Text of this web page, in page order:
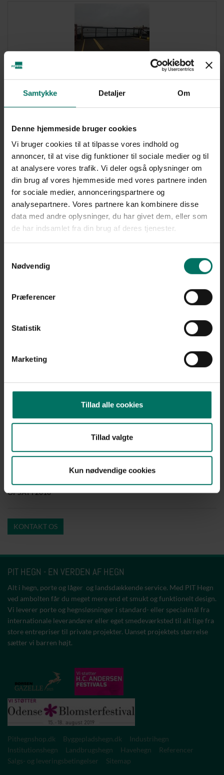
Samtykke Detaljer Om
Denne hjemmeside bruger cookies
Vi bruger cookies til at tilpasse vores indhold og
annoncer, til at vise dig funktioner til sociale medier og til
at analysere vores trafik. Vi deler også oplysninger om
din brug af vores hjemmeside med vores partnere inden
for sociale medier, annonceringspartnere og
analysepartnere. Vores partnere kan kombinere disse
data med andre oplysninger, du har givet dem, eller som
de har indsamlet fra din brug af deres tjenester.
Nødvendig
Præferencer
Statistik
Marketing
Tillad alle cookies
Tillad valgte
Kun nødvendige cookies
Når sikringen skal kunne holde
til omgivelserne
Miljøet er aggressivt på havneområderne. Der er ofte store åbne
områder ud mod vandet og masser af salt i luften. Når vi taler
sikring til havneområdet, anbefaler vi altid at tænke i levetid fra
starten af. Vi har opsat 5 porte på Esbjerg havn - både skydeport og
PIT Hegn materialevalg
Uanset hvor og hvorfor kan det altid svare sig at tænke levetiden
tilsætte et galvaniseret trådhegn eller port/låge en valgfri farve,
men pulverlakeringen giver meget mere end blot farven. Den øger
vi kan få det til matche omgivelserne, som her på Esbjerg Havn. PIT
Hegn giver 10 års overfladegaranti på skydeporte og svæveporte
Se vores
OPSAT i 2018
KONTAKT OS
PIT HEGN - EN VERDEN AF HEGN
Alt i hegn, porte og låger og landsdækkende service. Med PIT Hegn
ved ambolten får du meget mere end et smukt og funktionelt design.
Vi leverer porte og hegnsløsninger i standard- eller specialmål fra
internationale leverandører eller eget smedeværksted til alt lige fra
store entrepriser til private projekter. Uanset projektets størrelse
sætter vi barren højt.
Pithegnshop.dk Byggepladshegn.dk
Industrihegn
Institutionshegn
Landbrugshegn Havehegn
Referencer
Salgs- og leveringsbetingelser
Sitemap